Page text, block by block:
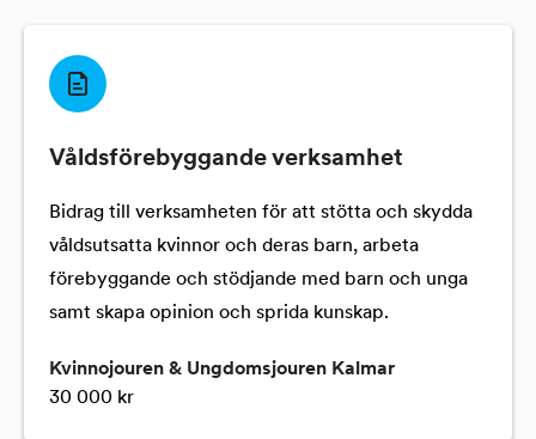
Våldsförebyggande verksamhet
Bidrag till verksamheten för att stötta och skydda
våldsutsatta kvinnor och deras barn, arbeta
förebyggande och stödjande med barn och unga
samt skapa opinion och sprida kunskap.
Kvinnojouren & Ungdomsjouren Kalmar
30 000 kr